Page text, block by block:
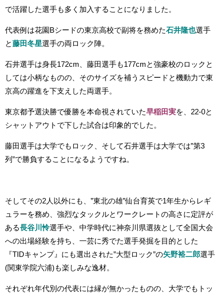
で活躍した選手も多く加入することになりました。
代表例は花園Bシードの東京高校で副将を務めた石井隆也選手
と 藤田冬星選手の両ロック陣。
石井選手は身長172cm、藤田選手も177cmと強豪校のロックと
しては小柄なものの、そのサイズを補うスピードと機動力で東
京高の躍進を下支えした両選手。
東京都予選決勝で優勝を本命視されていた早稲田実を、22-0と
シャットアウトで下した試合は印象的でした。
藤田選手は大学でもロック、そして石井選手は大学では”第3
列”で勝負することになるようですね。
そしてその2人以外にも、”東北の雄”仙台育英で1年生からレギ
ュラーを務め、強烈なタックルとワークレートの高さに定評が
ある長谷川怜選手や、中学時代に神奈川県選抜として全国大会
への出場経験を持ち、一芸に秀でた選手発掘を目的とした
『TIDキャンプ』にも選出された”大型ロック”の矢野裕二郎選手
(関東学院六浦)も楽しみな逸材。
それぞれ年代別の代表には縁が無かったものの、大学でもトッ